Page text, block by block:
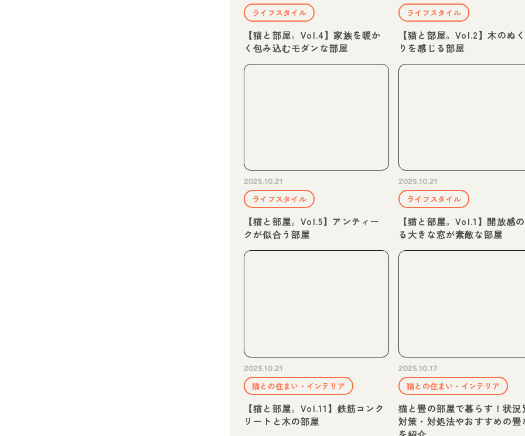
ライフスタイル
【猫と部屋。Vol.4】家族を暖か
く包み込むモダンな部屋
ライフスタイル
【猫と部屋。Vol.2】木のぬ
りを感じる部屋
2025.10.21
ライフスタイル
【猫と部屋。Vol.5】アンティー
クが似合う部屋
2025.10.21
ライフスタイル
【猫と部屋。Vol.1】開放感
る大きな窓が素敵な部屋
2025.10.21
猫との住まい・インテリア
【猫と部屋。Vol.11】鉄筋コンク
リートと木の部屋
2025.10.17
猫との住まい・インテリア
猫と畳の部屋で暮らす！状況
対策・対処法やおすすめの畳